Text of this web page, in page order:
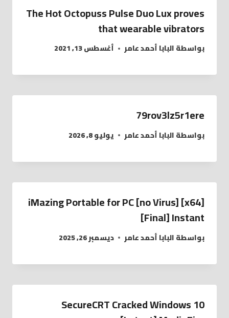
The Hot Octopuss Pulse Duo Lux proves
that wearable vibrators
بواسطةالبابا أحمد عامر أغسطس 13, 2021
79rov3lz5r1ere
بواسطةالبابا أحمد عامر يوليو 8, 2026
iMazing Portable for PC [no Virus] [x64]
[Final] Instant
بواسطةالبابا أحمد عامر ديسمبر 26, 2025
SecureCRT Cracked Windows 10